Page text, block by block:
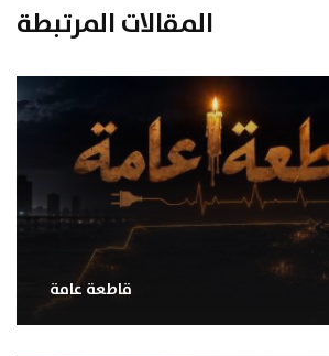
المقالات المرتبطة
قاطعة عامة